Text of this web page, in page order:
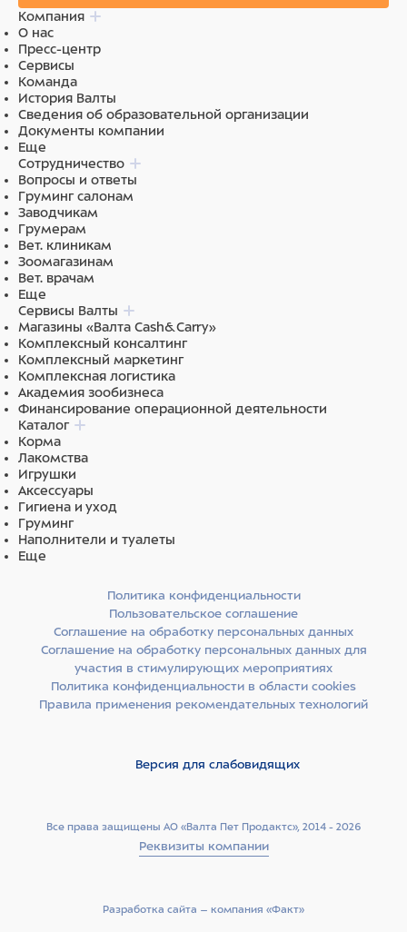
Компания
О нас
Пресс-центр
Сервисы
Команда
История Валты
Сведения об образовательной организации
Документы компании
Еще
Сотрудничество
Вопросы и ответы
Груминг салонам
Заводчикам
Грумерам
Вет. клиникам
Зоомагазинам
Вет. врачам
Еще
Сервисы Валты
Магазины «Валта Cash&Carry»
Комплексный консалтинг
Комплексный маркетинг
Комплексная логистика
Академия зообизнеса
Финансирование операционной деятельности
Каталог
Корма
Лакомства
Игрушки
Аксессуары
Гигиена и уход
Груминг
Наполнители и туалеты
Еще
Все права защищены АО «Валта Пет Продактс», 2014 - 2026
Реквизиты компании
Политика конфиденциальности
Пользовательское соглашение
Соглашение на обработку персональных данных
Соглашение на обработку персональных данных для
участия в стимулирующих мероприятиях
Политика конфиденциальности в области cookies
Правила применения рекомендательных технологий
Версия для слабовидящих
Разработка сайта –­ компания «Факт»